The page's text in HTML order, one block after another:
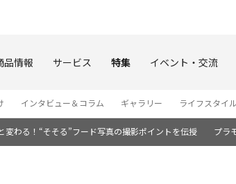
品情報 サービス 特集 イベント・交流
インタビュー＆コラム ギャラリー ライフスタイル
変わる！“そそる”フード写真の撮影ポイントを伝授 プラ